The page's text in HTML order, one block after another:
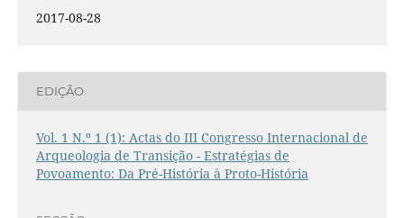
2017-08-28
EDIÇÃO
Vol. 1 N.º 1 (1): Actas do III Congresso Internacional de
Arqueologia de Transição - Estratégias de
Povoamento: Da Pré-História à Proto-História